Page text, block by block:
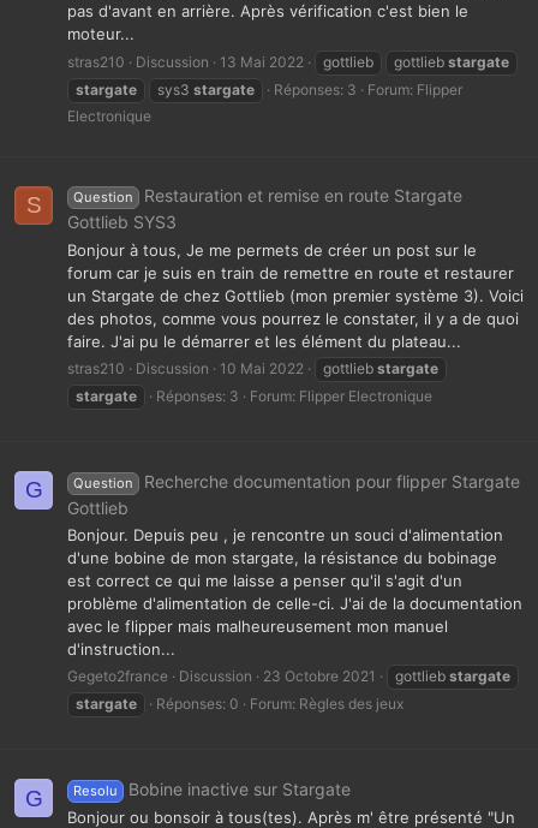
pas d'avant en arrière. Après vérification c'est bien le
moteur...
stras210 Discussion 13 Mai 2022 gottlieb gottlieb stargate
stargate
sys3 stargate Réponses: 3 Forum: Flipper
Electronique
S Question
Restauration et remise en route Stargate
Gottlieb SYS3
Bonjour à tous, Je me permets de créer un post sur le
forum car je suis en train de remettre en route et restaurer
un Stargate de chez Gottlieb (mon premier système 3). Voici
des photos, comme vous pourrez le constater, il y a de quoi
faire. J'ai pu le démarrer et les élément du plateau...
stras210 Discussion 10 Mai 2022 gottlieb stargate
stargate
Réponses: 3 Forum: Flipper Electronique
G Question
Recherche documentation pour flipper Stargate
Gottlieb
Bonjour. Depuis peu , je rencontre un souci d'alimentation
d'une bobine de mon stargate, la résistance du bobinage
est correct ce qui me laisse a penser qu'il s'agit d'un
problème d'alimentation de celle-ci. J'ai de la documentation
avec le flipper mais malheureusement mon manuel
d'instruction...
Gegeto2france Discussion 23 Octobre 2021 gottlieb stargate
stargate
Réponses: 0 Forum: Règles des jeux
G Resolu Bobine inactive sur Stargate
Bonjour ou bonsoir à tous(tes). Après m' être présenté "Un